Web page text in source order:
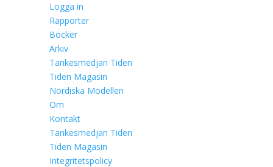
Logga in
Rapporter
Böcker
Arkiv
Tankesmedjan Tiden
Tiden Magasin
Nordiska Modellen
Om
Kontakt
Tankesmedjan Tiden
Tiden Magasin
Integritetspolicy